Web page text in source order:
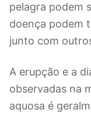
pelagra podem
doença podem
junto com
A erupção e a
observadas na
aquosa é